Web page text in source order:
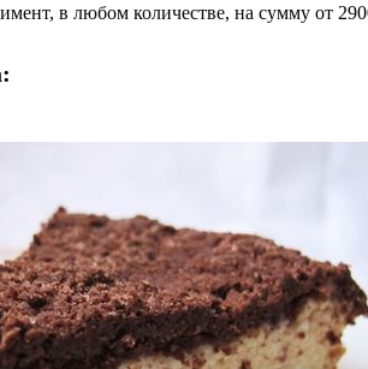
в любом количестве, на сумму от